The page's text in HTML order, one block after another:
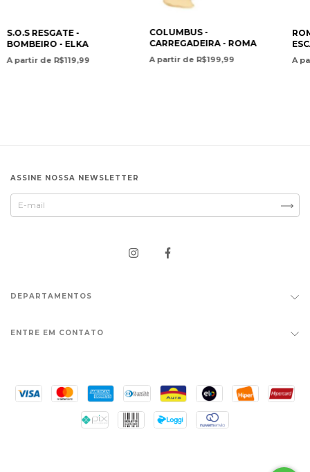
S.O.S RESGATE -
BOMBEIRO - ELKA
A partir de R$119,99
COLUMBUS -
CARREGADEIRA - ROMA
A partir de R$199,99 A
ASSINE NOSSA NEWSLETTER
DEPARTAMENTOS
ENTRE EM CONTATO